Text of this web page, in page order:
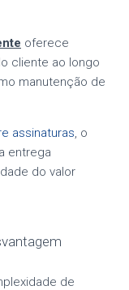
oferece
cliente ao longo
manutenção de
assinaturas, o
entrega
do valor
de